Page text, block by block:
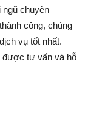
ngũ chuyên
công, chúng
vụ tốt nhất.
được tư vấn và hỗ